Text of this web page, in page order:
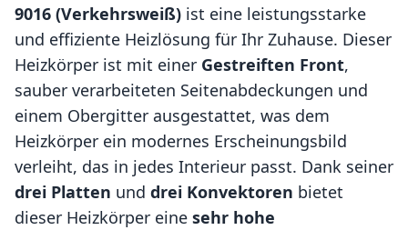
9016 (Verkehrsweiß) ist eine leistungsstarke
und effiziente Heizlösung für Ihr Zuhause. Dieser
Heizkörper ist mit einer Gestreiften Front,
sauber verarbeiteten Seitenabdeckungen und
einem Obergitter ausgestattet, was dem
Heizkörper ein modernes Erscheinungsbild
verleiht, das in jedes Interieur passt. Dank seiner
drei Platten und drei Konvektoren bietet
dieser Heizkörper eine sehr hohe